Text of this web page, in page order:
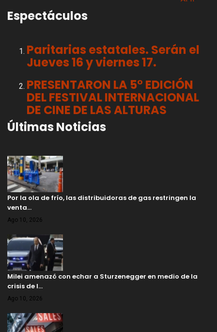
Espectáculos
Paritarias estatales. Serán el
Jueves 16 y viernes 17.
PRESENTARON LA 5° EDICIÓN
DEL FESTIVAL INTERNACIONAL
DE CINE DE LAS ALTURAS
Últimas Noticias
Por la ola de frío, las distribuidoras de gas restringen la
venta…
Ago 10, 2026
Milei amenazó con echar a Sturzenegger en medio de la
crisis de l…
Ago 10, 2026